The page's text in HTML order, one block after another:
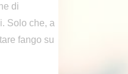
di
Solo che, a
fango su